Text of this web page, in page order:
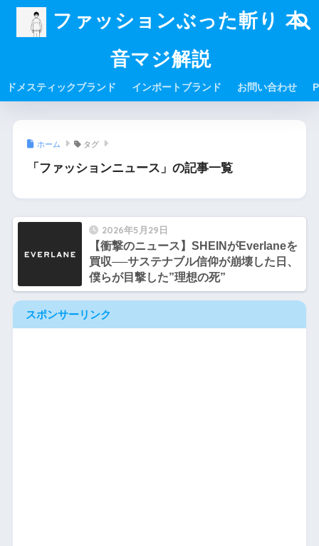
ファッションぶった斬り 本
音マジ解説
ドメスティックブランド インポートブランド お問い合わせ
ホーム タグ
「ファッションニュース」の記事一覧
2026年5月29日
【衝撃のニュース】SHEINがEverlaneを
買収──サステナブル信仰が崩壊した日、
僕らが目撃した”理想の死”
スポンサーリンク